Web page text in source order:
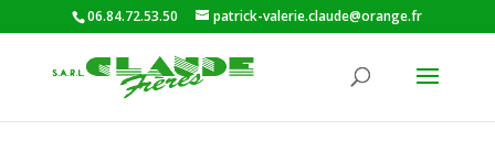
06.84.72.53.50 patrick-valerie.claude@orange.fr